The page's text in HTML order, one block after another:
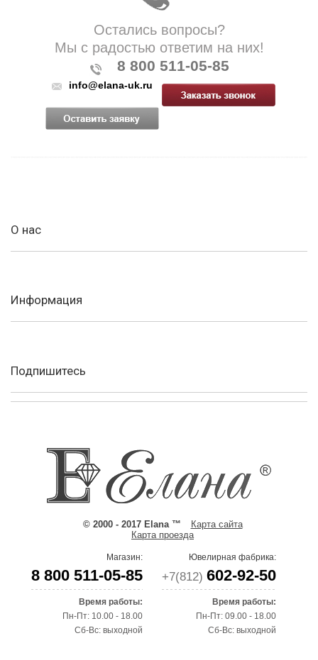
Остались вопросы?
Мы с радостью ответим на них!
8 800 511-05-85
info@elana-uk.ru
О нас
Информация
Подпишитесь
© 2000 - 2017 Elana ™
Карта сайта
Карта проезда
Магазин:
8 800 511-05-85
Время работы:
Пн-Пт: 10.00 - 18.00
Сб-Вс: выходной
Ювелирная фабрика:
+7(812) 602-92-50
Время работы:
Пн-Пт: 09.00 - 18.00
Сб-Вс: выходной